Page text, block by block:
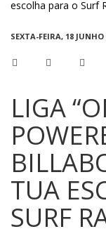
SEXTA-FEIRA, 18 JUNHO
LIGA
TUA
SURF